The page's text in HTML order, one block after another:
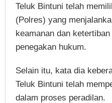
Teluk Bintuni telah
(Polres) yang
keamanan dan
penegakan hukum.
Selain itu, kata dia
Teluk Bintuni telah
dalam proses peradilan.